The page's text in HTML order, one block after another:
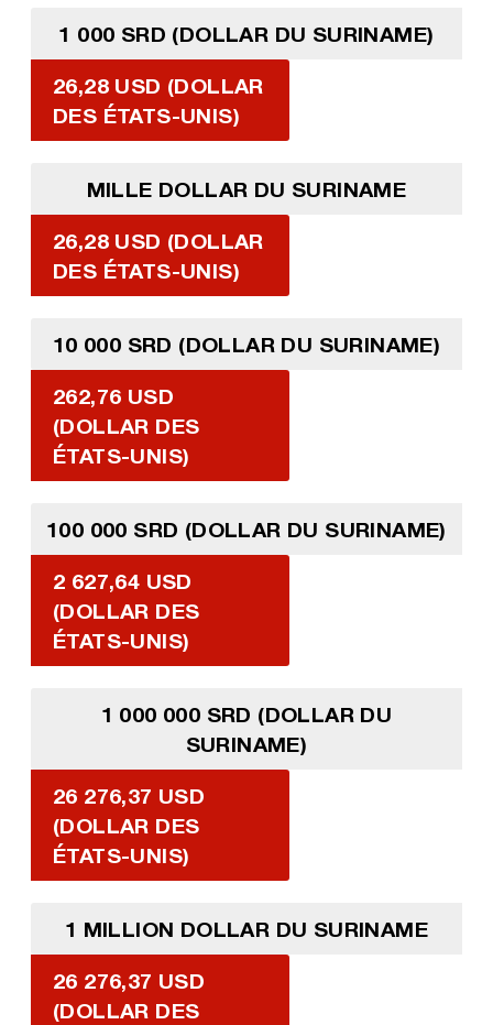
1 000 SRD (DOLLAR DU SURINAME)
26,28 USD (DOLLAR
DES ÉTATS-UNIS)
MILLE DOLLAR DU SURINAME
26,28 USD (DOLLAR
DES ÉTATS-UNIS)
10 000 SRD (DOLLAR DU SURINAME)
262,76 USD
(DOLLAR DES
ÉTATS-UNIS)
100 000 SRD (DOLLAR DU SURINAME)
2 627,64 USD
(DOLLAR DES
ÉTATS-UNIS)
1 000 000 SRD (DOLLAR DU
SURINAME)
26 276,37 USD
(DOLLAR DES
ÉTATS-UNIS)
1 MILLION DOLLAR DU SURINAME
26 276,37 USD
(DOLLAR DES